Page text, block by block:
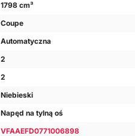
1798 cm³
Coupe
Automatyczna
2
2
Niebieski
Napęd na tylną oś
VFAAEFD0771006898